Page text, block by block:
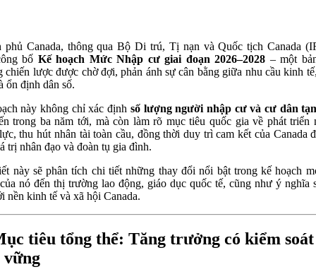
phủ Canada, thông qua Bộ Di trú, Tị nạn và Quốc tịch Canada
bố Kế hoạch Mức Nhập cư giai đoạn 2026–2028 – một
chiến lược được chờ đợi, phản ánh sự cân bằng giữa nhu cầu kinh
ổn định dân số.
này không chỉ xác định số lượng người nhập cư và cư dân
trong ba năm tới, mà còn làm rõ mục tiêu quốc gia về phát triển
thu hút nhân tài toàn cầu, đồng thời duy trì cam kết của Canada
trị nhân đạo và đoàn tụ gia đình.
này sẽ phân tích chi tiết những thay đổi nổi bật trong kế hoạch
nó đến thị trường lao động, giáo dục quốc tế, cũng như ý nghĩa
nền kinh tế và xã hội Canada.
tiêu tổng thể: Tăng trưởng có kiểm
vững